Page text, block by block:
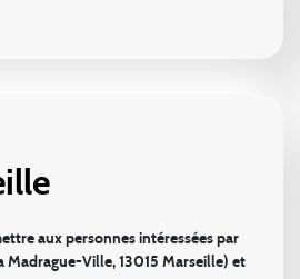
aux personnes intéressées par
Madrague-Ville, 13015 Marseille) et